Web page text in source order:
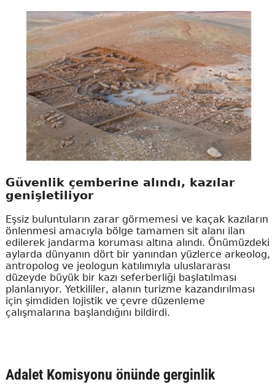
Güvenlik çemberine alındı, kazılar
genişletiliyor
Eşsiz buluntuların zarar görmemesi ve kaçak kazıların
önlenmesi amacıyla bölge tamamen sit alanı ilan
edilerek jandarma koruması altına alındı. Önümüzdeki
aylarda dünyanın dört bir yanından yüzlerce arkeolog,
antropolog ve jeologun katılımıyla uluslararası
düzeyde büyük bir kazı seferberliği başlatılması
planlanıyor. Yetkililer, alanın turizme kazandırılması
için şimdiden lojistik ve çevre düzenleme
çalışmalarına başlandığını bildirdi.
Adalet Komisyonu önünde gerginlik